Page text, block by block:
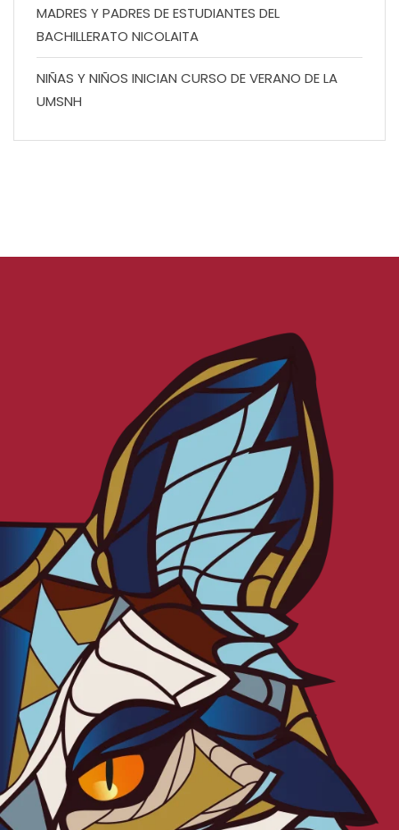
MADRES Y PADRES DE ESTUDIANTES DEL
BACHILLERATO NICOLAITA
NIÑAS Y NIÑOS INICIAN CURSO DE VERANO DE LA
UMSNH